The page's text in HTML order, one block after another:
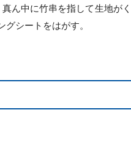
ん中に竹串を指して生地が
シートをはがす。